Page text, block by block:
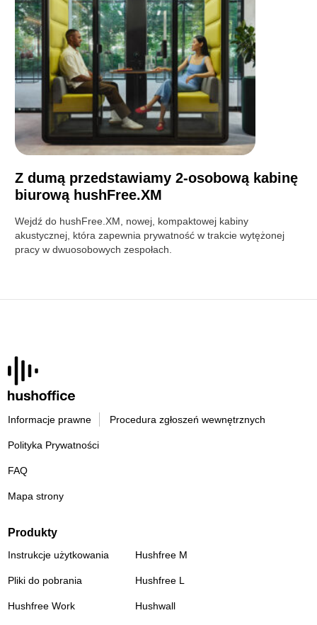
Z dumą przedstawiamy 2-osobową kabinę
biurową hushFree.XM
Wejdź do hushFree.XM, nowej, kompaktowej kabiny
akustycznej, która zapewnia prywatność w trakcie wytężonej
pracy w dwuosobowych zespołach.
Informacje prawne Procedura zgłoszeń wewnętrznych
Polityka Prywatności
FAQ
Mapa strony
Produkty
Instrukcje użytkowania
Pliki do pobrania
Hushfree Work
Hushfree M
Hushfree L
Hushwall